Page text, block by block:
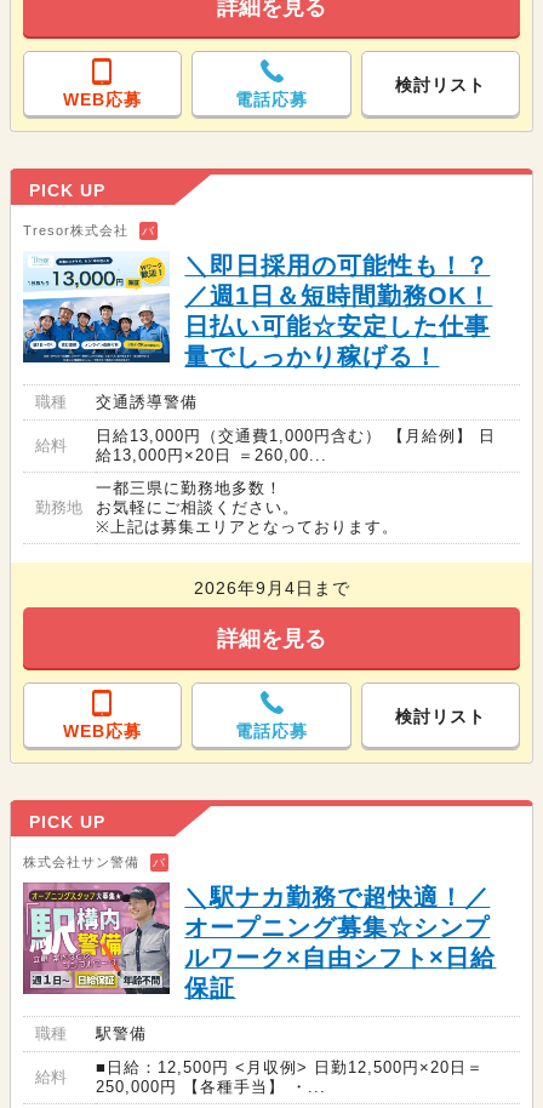
詳細を見る
WEB応募 電話応募
検討リスト
PICK UP
Tresor株式会社 バ
＼即日採用の可能性も！？
／週1日＆短時間勤務OK！
日払い可能☆安定した仕事
量でしっかり稼げる！
職種 交通誘導警備
給料
日給13,000円（交通費1,000円含む） 【月給例】 日
給13,000円×20日 ＝260,00...
勤務地
一都三県に勤務地多数！
お気軽にご相談ください。
※上記は募集エリアとなっております。
2026年9月4日まで
詳細を見る
WEB応募 電話応募
検討リスト
PICK UP
株式会社サン警備 バ
＼駅ナカ勤務で超快適！／
オープニング募集☆シンプ
ルワーク×自由シフト×日給
保証
職種 駅警備
給料
■日給：12,500円 <月収例> 日勤12,500円×20日＝
250,000円 【各種手当】 ・...